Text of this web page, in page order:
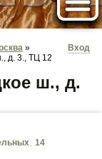
»
д. 3., ТЦ 12
Вход
ш., д.
, 14